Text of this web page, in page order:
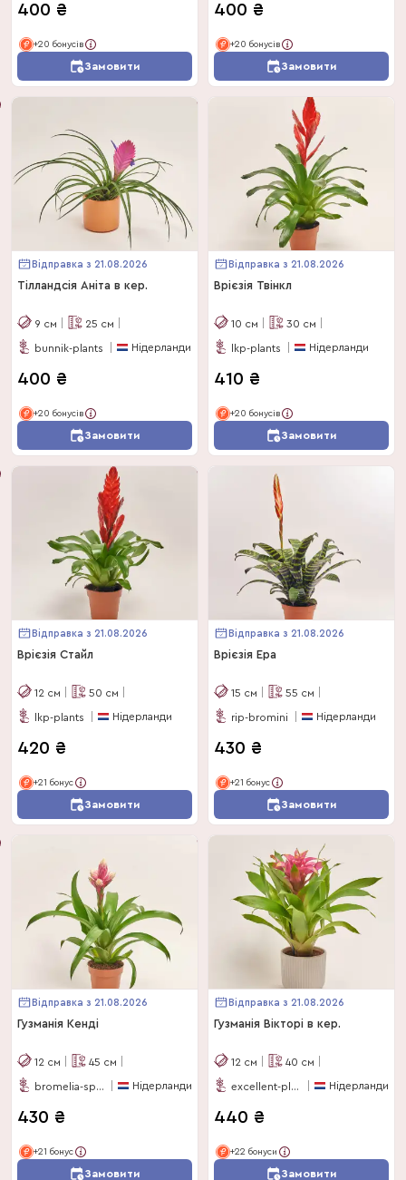
400 ₴
+20 бонусів
Замовити
400 ₴
+20 бонусів
Замовити
Відправка з 21.08.2026
Тілландсія Аніта в кер.
9 см 25 см
bunnik-plants Нідерланди
400 ₴
+20 бонусів
Замовити
Відправка з 21.08.2026
Врієзія Твінкл
10 см 30 см
lkp-plants Нідерланди
410 ₴
+20 бонусів
Замовити
Відправка з 21.08.2026
Врієзія Стайл
12 см 50 см
lkp-plants Нідерланди
420 ₴
+21 бонус
Замовити
Відправка з 21.08.2026
Врієзія Ера
15 см 55 см
rip-bromini Нідерланди
430 ₴
+21 бонус
Замовити
Відправка з 21.08.2026
Гузманія Кенді
12 см 45 см
bromelia-specialist Нідерланди
430 ₴
+21 бонус
Замовити
Відправка з 21.08.2026
Гузманія Вікторі в кер.
12 см 40 см
excellent-plus Нідерланди
440 ₴
+22 бонуси
Замовити